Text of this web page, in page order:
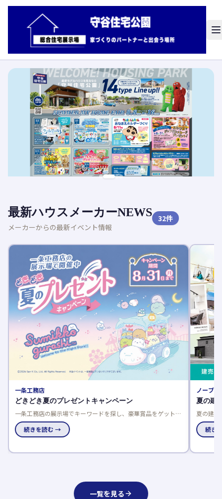
最新ハウスメーカーNEWS
メーカーからの最新イベント情報
32件
一条工務店
どきどき夏のプレゼントキャンペーン
一条工務店の展示場でキーワードを探し、豪華賞品をゲットし
よう！応募は一人一回限り、当選発表は特設サイトと賞品お届
けで。続きを読む →
ノーブ
夏の建
夏の建
談でさ
で、家電
続き
一覧を見る